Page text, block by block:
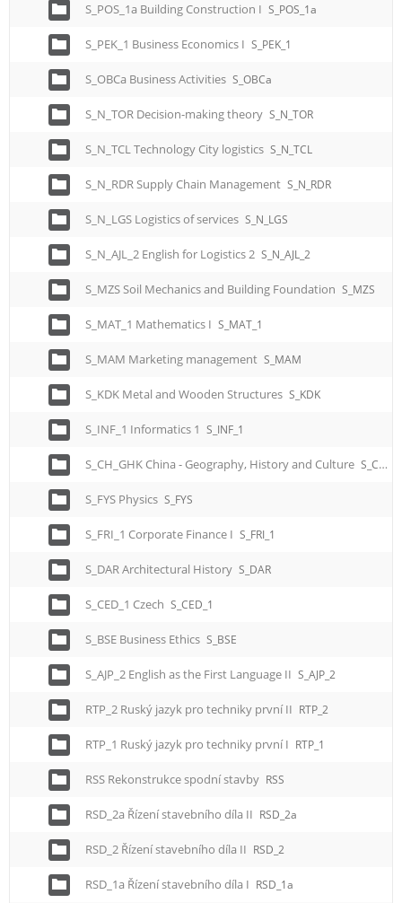
S_POS_1a Building Construction I S_POS_1a
S_PEK_1 Business Economics I S_PEK_1
S_OBCa Business Activities S_OBCa
S_N_TOR Decision-making theory S_N_TOR
S_N_TCL Technology City logistics S_N_TCL
S_N_RDR Supply Chain Management S_N_RDR
S_N_LGS Logistics of services S_N_LGS
S_N_AJL_2 English for Logistics 2 S_N_AJL_2
S_MZS Soil Mechanics and Building Foundation S_MZS
S_MAT_1 Mathematics I S_MAT_1
S_MAM Marketing management S_MAM
S_KDK Metal and Wooden Structures S_KDK
S_INF_1 Informatics 1 S_INF_1
S_CH_GHK China - Geography, History and Culture S_CH_GHK
S_FYS Physics S_FYS
S_FRI_1 Corporate Finance I S_FRI_1
S_DAR Architectural History S_DAR
S_CED_1 Czech S_CED_1
S_BSE Business Ethics S_BSE
S_AJP_2 English as the First Language II S_AJP_2
RTP_2 Ruský jazyk pro techniky první II RTP_2
RTP_1 Ruský jazyk pro techniky první I RTP_1
RSS Rekonstrukce spodní stavby RSS
RSD_2a Řízení stavebního díla II RSD_2a
RSD_2 Řízení stavebního díla II RSD_2
RSD_1a Řízení stavebního díla I RSD_1a